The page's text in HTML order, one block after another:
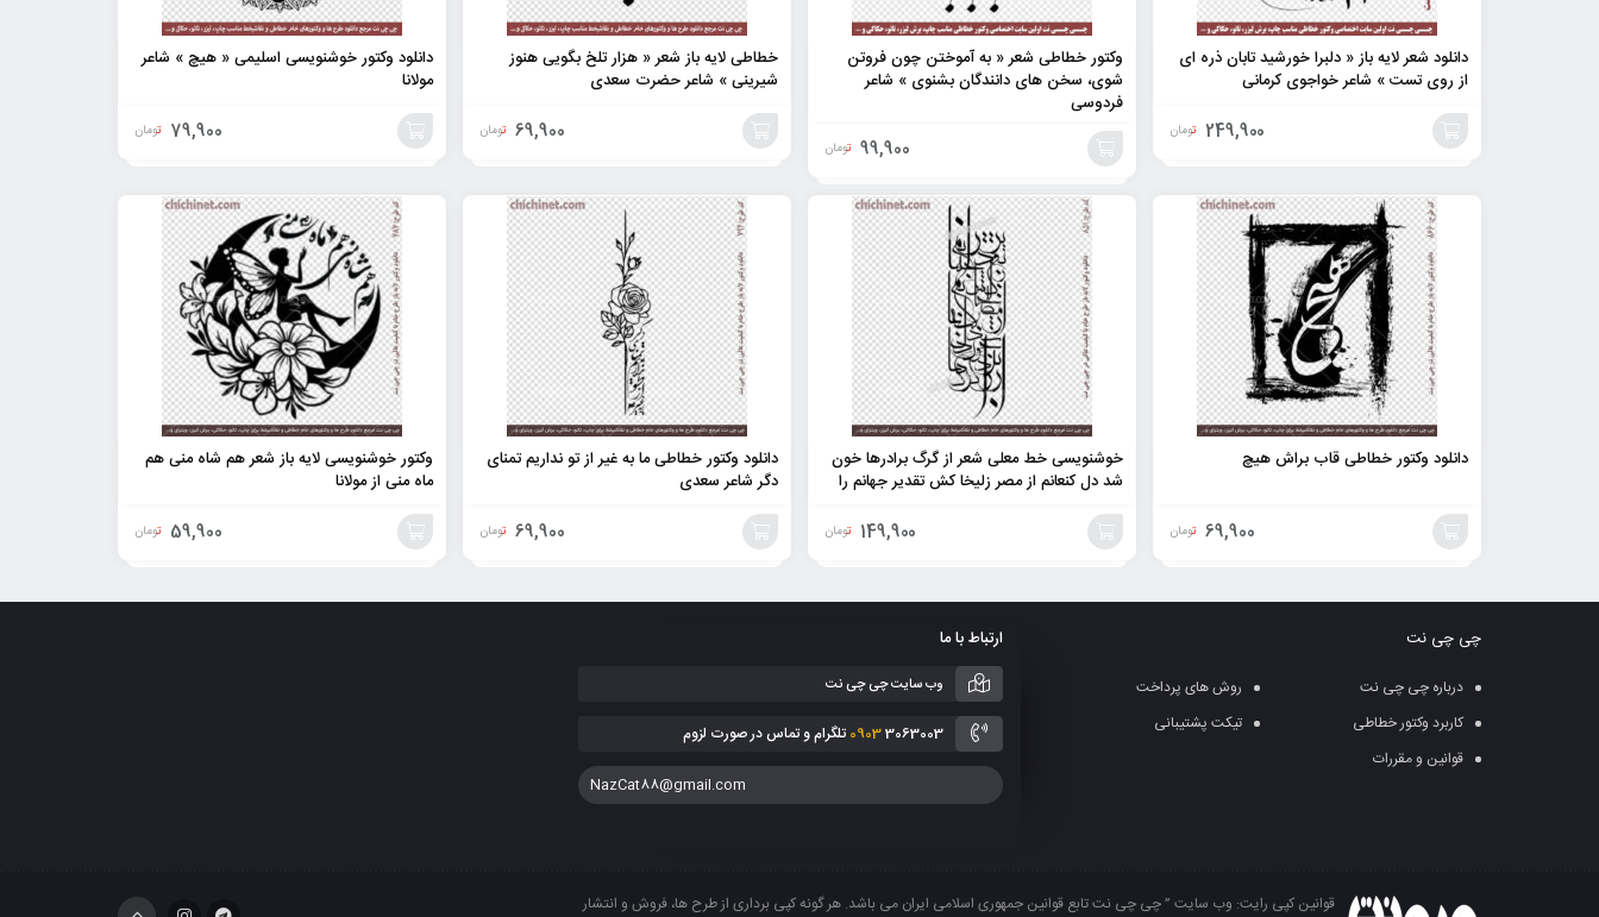
دانلود شعر لایه باز « دلبرا خورشید تابان ذره ای
از روی تست » شاعر خواجوی کرمانی
249,900 تومان
وکتور خطاطی شعر « به آموختن چون فروتن
شوی، سخن های دانندگان بشنوی » شاعر
فردوسی
99,900 تومان
افزودن
خطاطی لایه باز شعر « هزار تلخ بگویی هنوز
شیرینی » شاعر حضرت سعدی
69,900 تومان
دانلود وکتور خوشنویسی اسلیمی « هیچ » شاعر
مولانا
79,900 تومان
دانلود وکتور خطاطی قاب براش هیچ
69,900 تومان
خوشنویسی خط معلی شعر از گرگ برادرها خون
شد دل کنعانم از مصر زلیخا کش تقدیر جهانم را
149,900 تومان
دانلود وکتور خطاطی ما به غیر از تو نداریم تمنای
دگر شاعر سعدی
69,900 تومان
وکتور خوشنویسی لایه باز شعر هم شاه منی هم
ماه منی از مولانا
59,900 تومان
چی چی نت
درباره چی چی نت
روش های پرداخت
کاربرد وکتور خطاطی
تیکت پشتیبانی
قوانین و مقررات
ارتباط با ما
وب سایت چی چی نت
09033063003 تلگرام و تماس در صورت لزوم
NazCat88@gmail.com
قوانین کپی رایت: وب سایت ” چی چی نت تابع قوانین جمهوری اسلامی ایران می باشد. هر گونه کپی برداری از طرح ها، فروش و انتشار